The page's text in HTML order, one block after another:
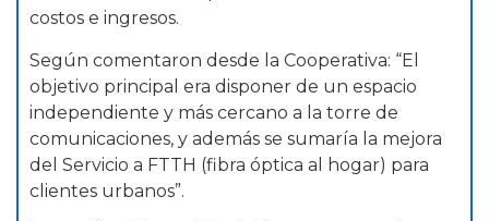
costos e ingresos.
Según comentaron desde la Cooperativa: “El
objetivo principal era disponer de un espacio
independiente y más cercano a la torre de
comunicaciones, y además se sumaría la mejora
del Servicio a FTTH (fibra óptica al hogar) para
clientes urbanos”.